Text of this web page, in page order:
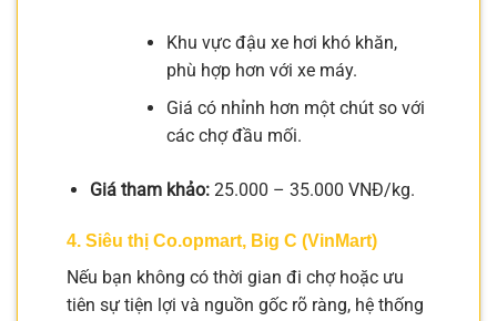
Khu vực đậu xe hơi khó khăn,
phù hợp hơn với xe máy.
Giá có nhỉnh hơn một chút so với
các chợ đầu mối.
Giá tham khảo:25.000 – 35.000 VNĐ/kg.
4. Siêu thị Co.opmart, Big C (VinMart)
Nếu bạn không có thời gian đi chợ hoặc ưu
tiên sự tiện lợi và nguồn gốc rõ ràng, hệ thống